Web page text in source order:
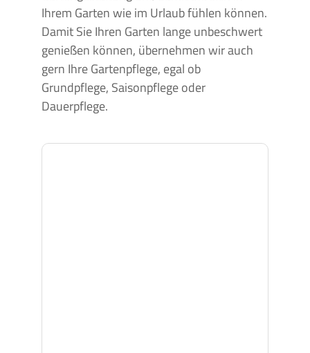
Ihrem Garten wie im Urlaub fühlen können.
Damit Sie Ihren Garten lange unbeschwert
genießen können, übernehmen wir auch
gern Ihre Gartenpflege, egal ob
Grundpflege, Saisonpflege oder
Dauerpflege.